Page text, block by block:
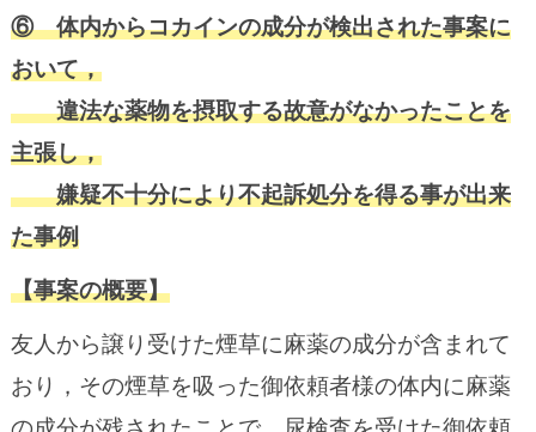
⑥ 体内からコカインの成分が検出された事案に
おいて，
違法な薬物を摂取する故意がなかったことを
主張し，
嫌疑不十分により不起訴処分を得る事が出来
た事例
【事案の概要】
友人から譲り受けた煙草に麻薬の成分が含まれて
おり，その煙草を吸った御依頼者様の体内に麻薬